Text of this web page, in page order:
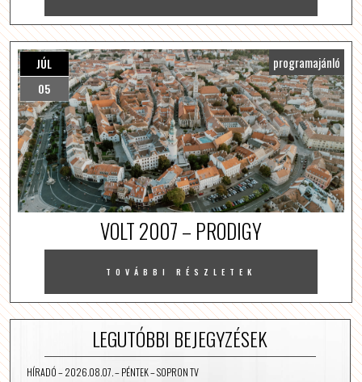
JÚL
05
programajánló
VOLT 2007 – PRODIGY
TOVÁBBI RÉSZLETEK
LEGUTÓBBI BEJEGYZÉSEK
HÍRADÓ – 2026.08.07. – PÉNTEK – SOPRON TV